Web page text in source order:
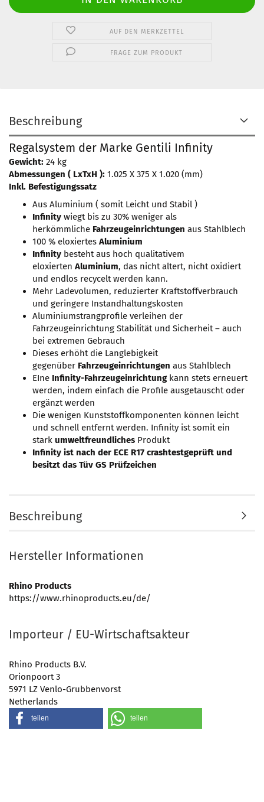
AUF DEN MERKZETTEL
FRAGE ZUM PRODUKT
Beschreibung
Regalsystem der Marke Gentili Infinity
Gewicht: 24 kg
Abmessungen ( LxTxH ): 1.025 X 375 X 1.020 (mm)
Inkl. Befestigungssatz
​Aus Aluminium ( somit Leicht und Stabil )
Infinity wiegt bis zu 30% weniger als
herkömmliche Fahrzeugeinrichtungen aus Stahlblech
100 % eloxiertes Aluminium
Infinity besteht aus hoch qualitativem
eloxierten Aluminium, das nicht altert, nicht oxidiert
und endlos recycelt werden kann.
Mehr Ladevolumen, reduzierter Kraftstoffverbrauch
und geringere Instandhaltungskosten
Aluminiumstrangprofile verleihen der
Fahrzeugeinrichtung Stabilität und Sicherheit – auch
bei extremen Gebrauch
Dieses erhöht die Langlebigkeit
gegenüber Fahrzeugeinrichtungen aus Stahlblech
EIne Infinity-Fahrzeugeinrichtungkann stets erneuert
werden, indem einfach die Profile ausgetauscht oder
ergänzt werden
Die wenigen Kunststoffkomponenten können leicht
und schnell entfernt werden. Infinity ist somit ein
stark umweltfreundliches Produkt
Infinity ist nach der ECE R17 crashtestgeprüft und
besitzt das Tüv GS Prüfzeichen
Beschreibung
Hersteller Informationen
Rhino Products
https://www.rhinoproducts.eu/de/
Importeur / EU-Wirtschaftsakteur
Rhino Products B.V.
Orionpoort 3
5971 LZ Venlo-Grubbenvorst
Netherlands
teilen teilen